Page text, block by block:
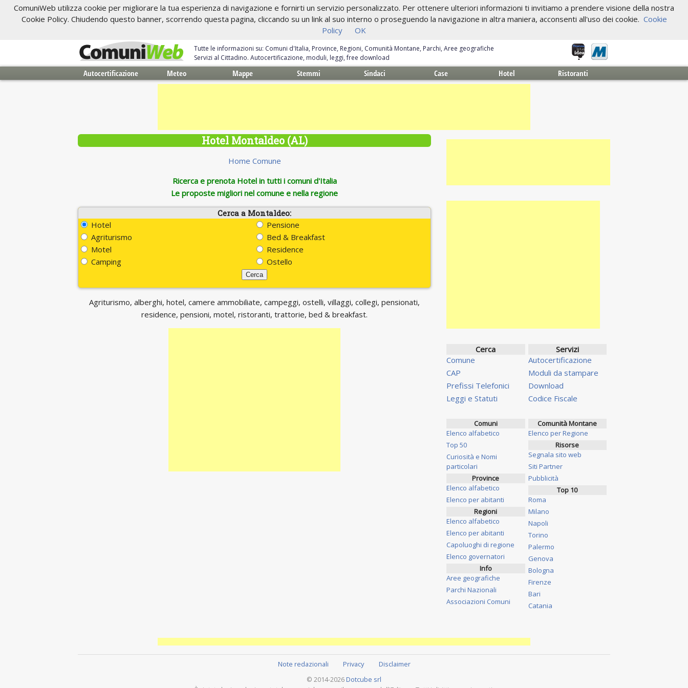
ComuniWeb utilizza cookie per migliorare la tua esperienza di navigazione e fornirti un servizio personalizzato. Per ottenere ulteriori informazioni ti invitiamo a prendere visione della nostra
Cookie Policy. Chiudendo questo banner, scorrendo questa pagina, cliccando su un link al suo interno o proseguendo la navigazione in altra maniera, acconsenti all'uso dei cookie. Cookie
Policy
OK
Tutte le informazioni su: Comuni d'Italia, Province, Regioni, Comunità Montane, Parchi, Aree geografiche
Servizi al Cittadino. Autocertificazione, moduli, leggi, free download
Autocertificazione Meteo Mappe Stemmi Sindaci Case Hotel Ristoranti
Hotel Montaldeo (AL)
Home Comune
Ricerca e prenota Hotel in tutti i comuni d'Italia
Le proposte migliori nel comune e nella regione
Cerca a Montaldeo:
Hotel
Pensione
Agriturismo
Bed & Breakfast
Motel
Residence
Camping
Ostello
Agriturismo, alberghi, hotel, camere ammobiliate, campeggi, ostelli, villaggi, collegi, pensionati,
residence, pensioni, motel, ristoranti, trattorie, bed & breakfast.
Cerca
Comune
CAP
Prefissi Telefonici
Leggi e Statuti
Servizi
Autocertificazione
Moduli da stampare
Download
Codice Fiscale
Comuni
Elenco alfabetico
Top 50
Curiosità e Nomi
particolari
Province
Elenco alfabetico
Elenco per abitanti
Regioni
Elenco alfabetico
Elenco per abitanti
Capoluoghi di regione
Elenco governatori
Info
Aree geografiche
Parchi Nazionali
Associazioni Comuni
Comunità Montane
Elenco per Regione
Risorse
Segnala sito web
Siti Partner
Pubblicità
Top 10
Roma
Milano
Napoli
Torino
Palermo
Genova
Bologna
Firenze
Bari
Catania
Note redazionali Privacy
Disclaimer
© 2014-2026 Dotcube srl